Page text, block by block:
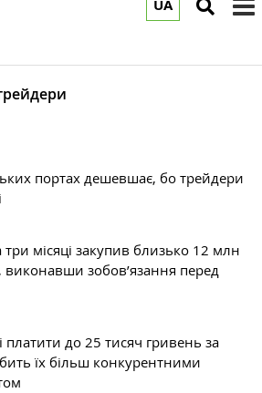
UA
портах дешевшає, бо трейдери
місяці закупив близько 12 млн
виконавши зобов’язання перед
платити до 25 тисяч гривень за
їх більш конкурентними